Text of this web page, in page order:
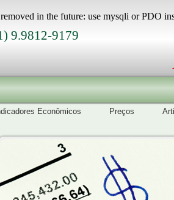
in the future: use mysqli or PDO
9.9812-9179
Econômicos Preços